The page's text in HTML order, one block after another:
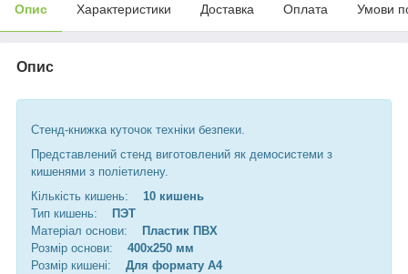
Опис Характеристики Доставка Оплата Умови
Опис
Стенд-книжка куточок техніки безпеки.
Представлений стенд виготовлений як демосистеми з
кишенями з поліетилену.
Кількість кишень: 10 кишень
Тип кишень:
ПЭТ
Матеріал основи:
Пластик ПВХ
Розмір основи: 400х250 мм
Розмір кишені: Для формату А4